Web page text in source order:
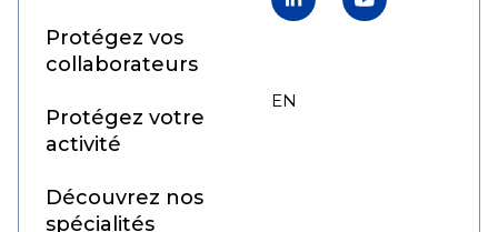
Protégez vos
collaborateurs
Protégez votre
activité
Découvrez nos
spécialités
FR
EN